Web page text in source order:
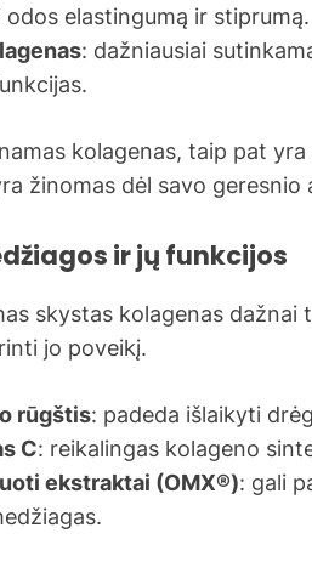
odos elastingumą ir stiprumą.
: dažniausiai
kolagenas, taip pat
žinomas dėl savo geresnio
ir jų funkcijos
skystas kolagenas dažnai
jo poveikį.
rūgštis: padeda išlaikyti
C: reikalingas kolageno
ekstraktai (OMX®): gali